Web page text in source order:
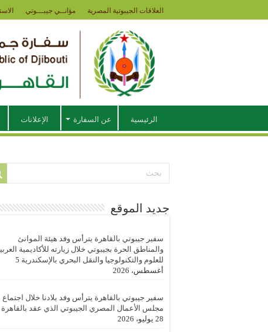
العلاقات الجيبوتية المصرية مؤانــي جيبـــوتي
الرئيسية عن السفارة الإعلانات
جديد الموقع
سفير جيبوتي بالقاهرة يترأس وفد هيئة الموانئ
والمناطق الحرة بجيبوتي خلال زيارته للأكاديمية
للعلوم والتكنولوجيا والنقل البحري بالإسكندرية 5
أغسطس، 2026
سفير جيبوتي بالقاهرة يترأس وفد بلادنا خلال اجتماع
مجلس الأعمال المصري الجيبوتي الذي عقد بالقاهرة
28 يوليو، 2026